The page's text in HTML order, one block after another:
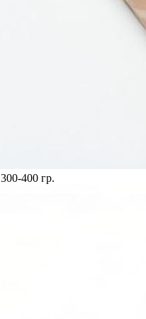
300-400 гр.